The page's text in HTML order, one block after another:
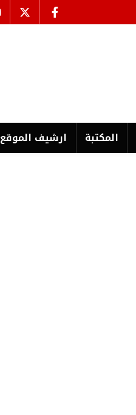
المكتبة ارشیف الموقع